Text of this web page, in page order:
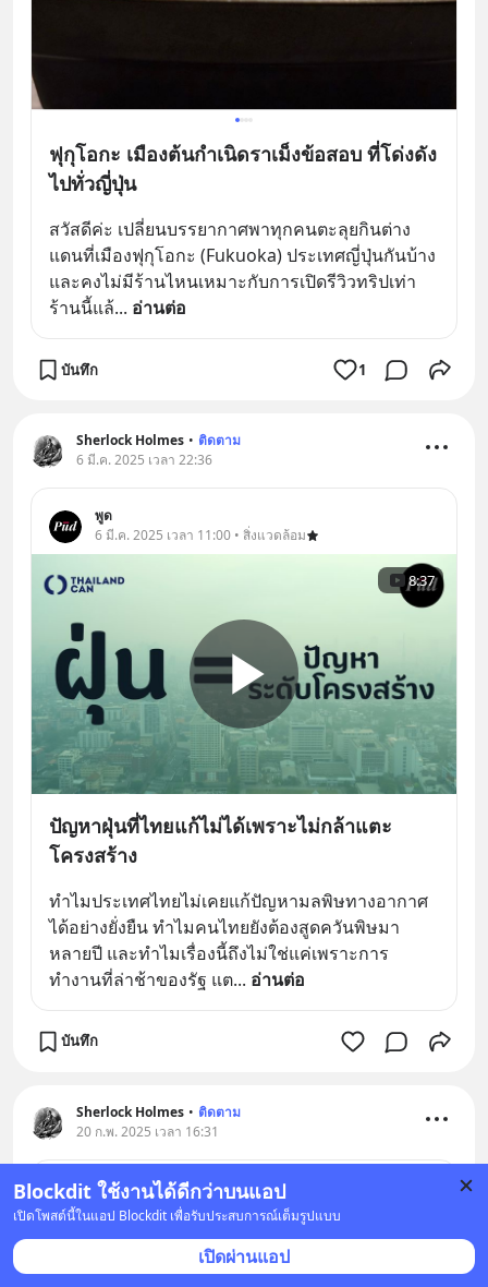
Blockdit ใช้งานได้ดีกว่าบนแอป
เปิดโพสต์นี้ในแอป Blockdit เพื่อรับประสบการณ์เต็มรูปแบบ
เปิดผ่านแอป
ฟุกุโอกะ เมืองต้นกำเนิดราเม็งข้อสอบ ที่โด่งดัง
ไปทั่วญี่ปุ่น
สวัสดีค่ะ เปลี่ยนบรรยากาศพาทุกคนตะลุยกินต่าง
แดนที่เมืองฟุกุโอกะ (Fukuoka) ประเทศญี่ปุ่นกันบ้าง
และคงไม่มีร้านไหนเหมาะกับการเปิดรีวิวทริปเท่า
ร้านนี้แล้... อ่านต่อ
บันทึก 1
Sherlock Holmes • ติดตาม
6 มี.ค. 2025 เวลา 22:36
พูด
6 มี.ค. 2025 เวลา 11:00 • สิ่งแวดล้อม
8:37
ปัญหาฝุ่นที่ไทยแก้ไม่ได้เพราะไม่กล้าแตะ
โครงสร้าง
ทำไมประเทศไทยไม่เคยแก้ปัญหามลพิษทางอากาศ
ได้อย่างยั่งยืน ทำไมคนไทยยังต้องสูดควันพิษมา
หลายปี และทำไมเรื่องนี้ถึงไม่ใช่แค่เพราะการ
ทำงานที่ล่าช้าของรัฐ แต... อ่านต่อ
บันทึก
Sherlock Holmes • ติดตาม
20 ก.พ. 2025 เวลา 16:31
SEC Thailand
20 ก.พ. 2025 เวลา 12:00 • หุ้น & เศรษฐกิจ